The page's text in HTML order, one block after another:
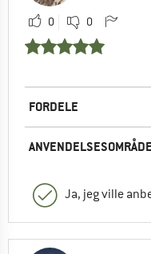
0 0
FORDELE
ANVENDELSESOMRÅDE
Ja, jeg ville